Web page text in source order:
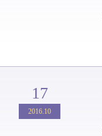
17
2016.10